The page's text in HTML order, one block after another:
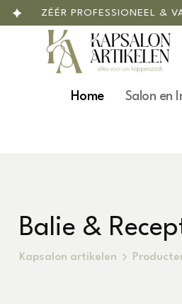
ZÉÉR PROFESSIONEEL &
Home Salon en
Balie &
Kapsalon artikelen